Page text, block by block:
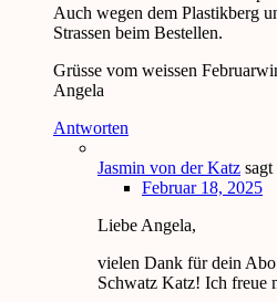
Auch wegen dem Plastikberg
Strassen beim Bestellen.
Grüsse vom weissen
Angela
Antworten
Jasmin von der Katz sagt
Februar 18, 2025
Liebe Angela,
vielen Dank für dein
Schwatz Katz! Ich freue